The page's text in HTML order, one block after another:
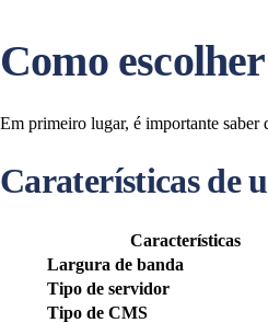
Como
Em primeiro lugar, é importante saber
Caraterísticas de
Características
Largura de banda
Tipo de servidor
Tipo de CMS